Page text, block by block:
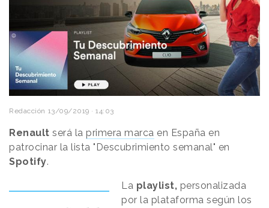
Redacción 13/09/2019 · 14:03
Renault será la primera marca en España en
patrocinar la lista "Descubrimiento semanal" en
Spotify.
La playlist, personalizada
por la plataforma según los